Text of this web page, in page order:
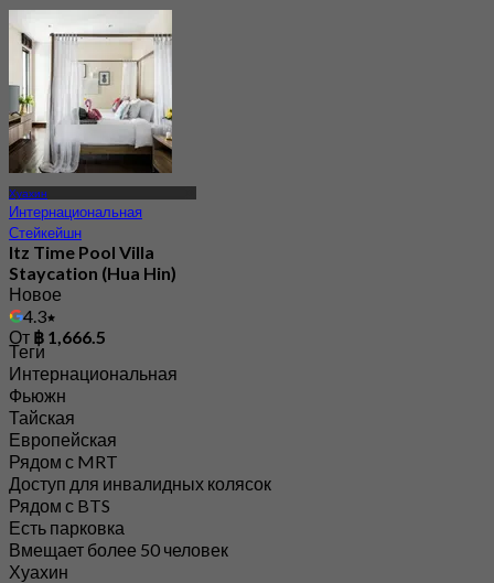
Хуахин
Интернациональная
Стейкейшн
Itz Time Pool Villa
Staycation (Hua Hin)
Новое
4.3
От ฿ 1,666.5
Теги
Интернациональная
Фьюжн
Тайская
Европейская
Рядом с MRT
Доступ для инвалидных колясок
Рядом с BTS
Есть парковка
Вмещает более 50 человек
Хуахин